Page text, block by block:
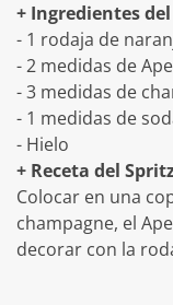
+ Ingredientes
- 1 rodaja de
- 2 medidas de
- 3 medidas de
- 1 medidas de
- Hielo
+ Receta del
Colocar en una
champagne, el
decorar con la